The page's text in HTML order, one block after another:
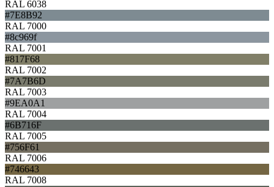
RAL 6038
#7E8B92
RAL 7000
#8c969f
RAL 7001
#817F68
RAL 7002
#7A7B6D
RAL 7003
#9EA0A1
RAL 7004
#6B716F
RAL 7005
#756F61
RAL 7006
#746643
RAL 7008